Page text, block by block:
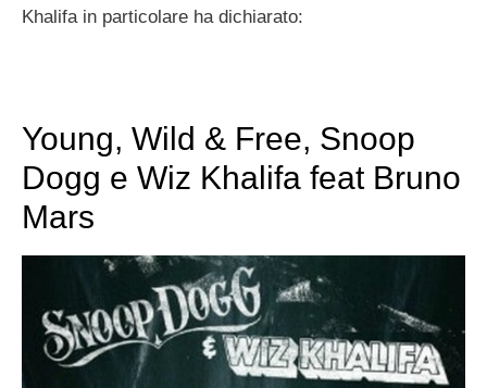
Khalifa in particolare ha dichiarato:
Young, Wild & Free, Snoop
Dogg e Wiz Khalifa feat Bruno
Mars